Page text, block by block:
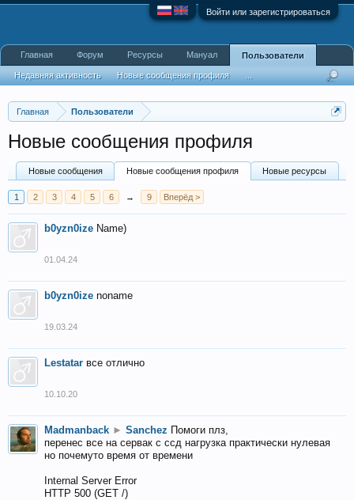
Войти или зарегистрироваться
Главная Пользователи
Новые сообщения профиля
Новые сообщения Новые сообщения профиля Новые ресурсы
1 2 3 4 5 6 → 9 Вперёд >
b0yzn0ize Name)
01.04.24
b0yzn0ize noname
19.03.24
Lestatar все отлично
10.10.20
Madmanback ► Sanchez Помоги плз,
перенес все на сервак с ссд нагрузка практически нулевая
но почемуто время от времени
Internal Server Error
HTTP 500 (GET /)
Главная Форум Ресурсы Мануал Пользователи
Недавняя активность Новые сообщения профиля